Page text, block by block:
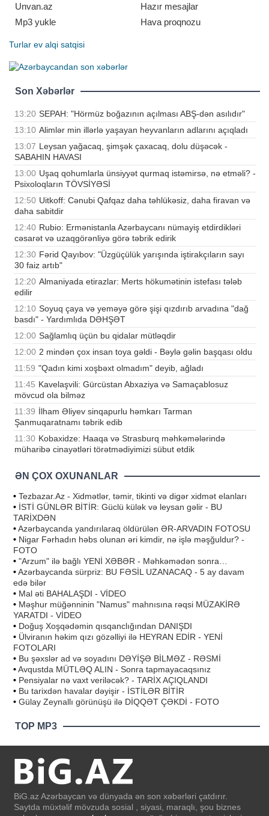
Unvan.az
Hazır mesajlar
Mp3 yukle
Hava proqnozu
Turlar ev alqi satqisi
Son Xəbərlər
13:20 SEPAH: "Hörmüz boğazının açılması ABŞ-dən asılıdır"
13:10 Alimlər min illərlə yaşayan heyvanların adlarını açıqladı
13:07 Leysan yağacaq, şimşək çaxacaq, dolu düşəcək -
SABAHIN HAVASI
13:00 Uşaq qohumlarla ünsiyyət qurmaq istəmirsə, nə etməli? -
Psixoloqların TÖVSİYƏSİ
12:50 Uitkoff: Cənubi Qafqaz daha təhlükəsiz, daha firavan və
daha sabitdir
12:40 Rubio: Ermənistanla Azərbaycanı nümayiş etdirdikləri
cəsarət və uzaqgörənliyə görə təbrik edirik
12:30 Fərid Qayıbov: "Üzgüçülük yarışında iştirakçıların sayı
30 faiz artıb"
12:20 Almaniyada etirazlar: Merts hökumətinin istefası tələb
edilir
12:10 Soyuq çaya və yeməyə görə şişi qızdırıb arvadına "dağ
basdı" - Yardımlıda DƏHŞƏT
12:00 Sağlamlıq üçün bu qidalar mütləqdir
12:00 2 mindən çox insan toya gəldi - Bəylə gəlin başqası oldu
11:59 "Qadın kimi xoşbəxt olmadım" deyib, ağladı
11:45 Kavelaşvili: Gürcüstan Abxaziya və Samaçablosuz
mövcud ola bilməz
11:39 İlham Əliyev sinqapurlu həmkarı Tarman
Şanmuqaratnamı təbrik edib
11:30 Kobaxidze: Haaqa və Strasburq məhkəmələrində
müharibə cinayətləri törətmədiyimizi sübut etdik
ƏN ÇOX OXUNANLAR
• Tezbazar.Az - Xidmətlər, təmir, tikinti və digər xidmət elanları
• İSTİ GÜNLƏR BİTİR: Güclü külək və leysan gəlir - BU
TARİXDƏN
•Azərbaycanda yandırılaraq öldürülən ƏR-ARVADIN FOTOSU
• Nigar Fərhadın həbs olunan əri kimdir, nə işlə məşğuldur? -
FOTO
• "Arzum" ilə bağlı YENİ XƏBƏR - Məhkəmədən sonra…
•Azərbaycanda sürpriz: BU FƏSİL UZANACAQ - 5 ay davam
edə bilər
• Mal əti BAHALAŞDI - VİDEO
• Məşhur müğənninin "Namus" mahnısına rəqsi MÜZAKİRƏ
YARATDI - VİDEO
• Doğuş Xoşqədəmin qısqanclığından DANIŞDI
• Ülviranın həkim qızı gözəlliyi ilə HEYRAN EDİR - YENİ
FOTOLARI
• Bu şəxslər ad və soyadını DƏYİŞƏ BİLMƏZ - RƏSMİ
•Avqustda MÜTLƏQ ALIN - Sonra tapmayacaqsınız
• Pensiyalar nə vaxt veriləcək? - TARİX AÇIQLANDI
• Bu tarixdən havalar dəyişir - İSTİLƏR BİTİR
• Gülay Zeynallı görünüşü ilə DİQQƏT ÇƏKDİ - FOTO
TOP MP3
BiG.az Azərbaycan və dünyada ən son xəbərləri çatdırır.
Saytda müxtəlif mövzuda sosial , siyasi, maraqlı, şou biznes